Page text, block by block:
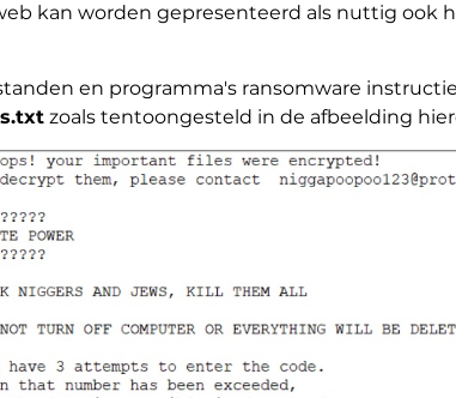
kan worden gepresenteerd als nuttig ook
en programma's ransomware
zoals tentoongesteld in de afbeelding